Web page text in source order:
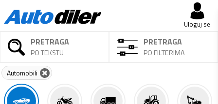
Uloguj se
PRETRAGA
PO TEKSTU
PRETRAGA
PO FILTERIMA
Automobili